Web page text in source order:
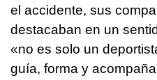
el accidente, sus
destacaban en un
«no es solo un
guía, forma y